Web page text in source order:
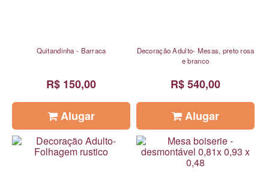
Quitandinha - Barraca
R$ 150,00
Alugar
Decoração Adulto- Mesas, preto rosa
e branco
R$ 540,00
Alugar